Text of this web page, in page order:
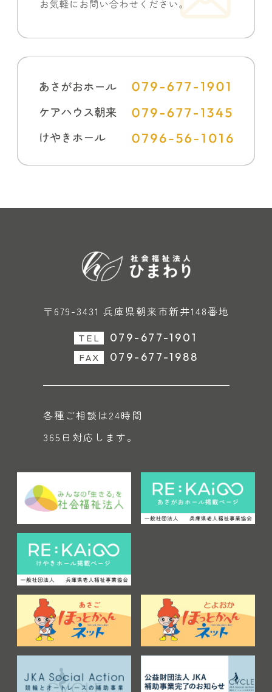
〒679-3431 兵庫県朝来市新井148番地
TEL 079-677-1901
FAX 079-677-1988
各種ご相談は24時間
365日対応します。